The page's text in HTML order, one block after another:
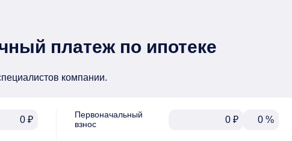
платеж по ипотеке
компании.
₽
Первоначальный
взнос
₽ %